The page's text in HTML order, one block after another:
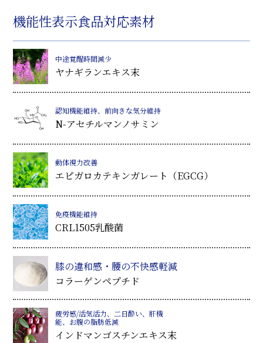
機能性表示食品対応素材
中途覚醒時間減少
ヤナギランエキス末
認知機能維持、前向きな気分維持
N-アセチルマンノサミン
動体視力改善
エピガロカテキンガレート（EGCG）
免疫機能維持
CRL1505乳酸菌
膝の違和感・腰の不快感軽減
コラーゲンペプチド
疲労感/活気活力、二日酔い、肝機
能、お腹の脂肪低減
インドマンゴスチンエキス末